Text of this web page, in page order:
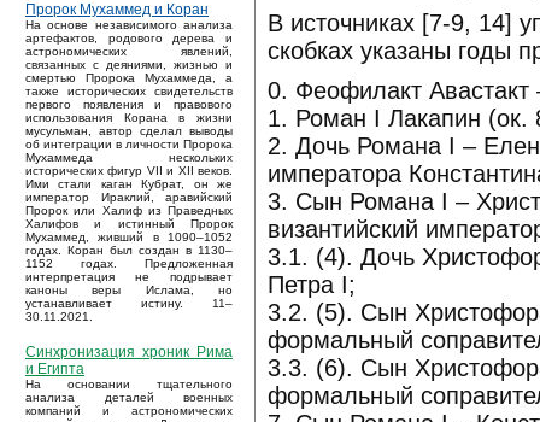
Пророк Мухаммед и Коран
На основе независимого анализа
артефактов, родового дерева и
астрономических явлений,
связанных с деяниями, жизнью и
смертью Пророка Мухаммеда, а
также исторических свидетельств
первого появления и правового
использования Корана в жизни
мусульман, автор сделал выводы
об интеграции в личности Пророка
Мухаммеда нескольких
исторических фигур VII и XII веков.
Ими стали каган Кубрат, он же
император Ираклий, аравийский
Пророк или Халиф из Праведных
Халифов и истинный Пророк
Мухаммед, живший в 1090–1052
годах. Коран был создан в 1130–
1152 годах. Предложенная
интерпретация не подрывает
каноны веры Ислама, но
устанавливает истину. 11–
30.11.2021.
Синхронизация хроник Рима
и Египта
На основании тщательного
анализа деталей военных
компаний и астрономических
В источниках [7-9, 14]
скобках указаны годы
0. Феофилакт
1. Роман I Лакапин
2. Дочь Романа I –
императора
3. Сын Романа I –
византийский
3.1. (4). Дочь
Петра I;
3.2. (5). Сын
формальный
3.3. (6). Сын
формальный